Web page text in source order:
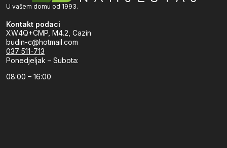
U vašem domu od 1993.
Kontakt podaci
XW4Q+CMP, M4.2, Cazin
budin-c@hotmail.com
037 511-713
Ponedjeljak – Subota:
08:00 – 16:00